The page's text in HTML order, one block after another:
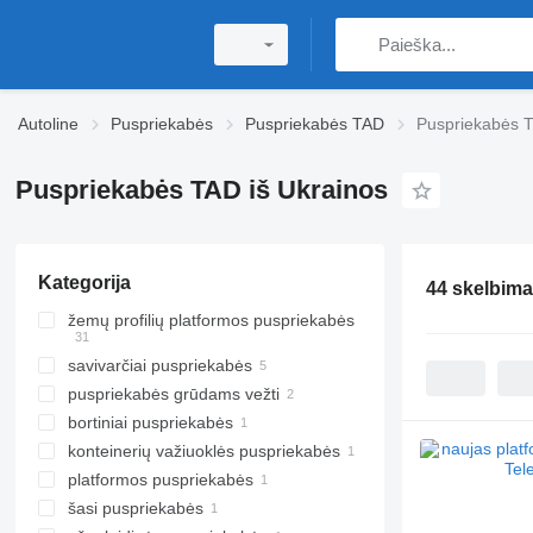
Autoline Puspriekabės Puspriekabės TAD Puspriekabės
Puspriekabės TAD iš Ukrainos
Kategorija
žemų profilių platformos puspriekabės
savivarčiai puspriekabės
puspriekabės grūdams vežti
bortiniai puspriekabės
konteinerių važiuoklės puspriekabės
platformos puspriekabės
šasi puspriekabės
44